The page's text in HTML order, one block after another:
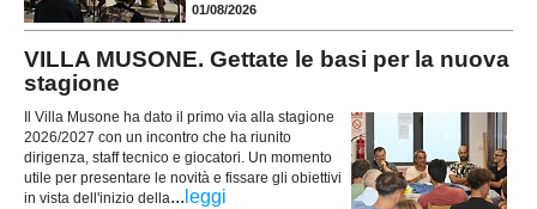
01/08/2026
VILLA MUSONE. Gettate le basi per la nuova
stagione
Il Villa Musone ha dato il primo via alla stagione
2026/2027 con un incontro che ha riunito
dirigenza, staff tecnico e giocatori. Un momento
utile per presentare le novità e fissare gli obiettivi
in vista dell'inizio della... leggi